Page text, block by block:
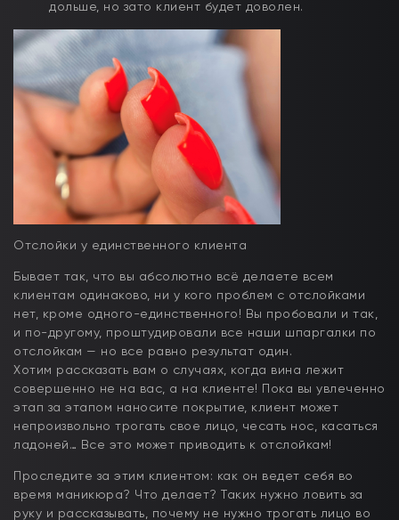
дольше, но зато клиент будет доволен.
Отслойки у единственного клиента
Бывает так, что вы абсолютно всё делаете всем
клиентам одинаково, ни у кого проблем с отслойками
нет, кроме одного-единственного! Вы пробовали и так,
и по-другому, проштудировали все наши шпаргалки по
отслойкам — но все равно результат один.
Хотим рассказать вам о случаях, когда вина лежит
совершенно не на вас, а на клиенте! Пока вы увлеченно
этап за этапом наносите покрытие, клиент может
непроизвольно трогать свое лицо, чесать нос, касаться
ладоней… Все это может приводить к отслойкам!
Проследите за этим клиентом: как он ведет себя во
время маникюра? Что делает? Таких нужно ловить за
руку и рассказывать, почему не нужно трогать лицо во